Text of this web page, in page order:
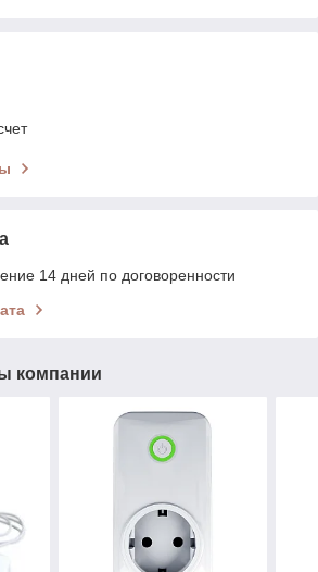
14 дней по договоренности
компании